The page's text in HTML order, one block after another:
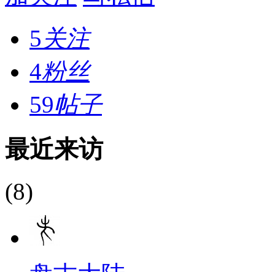
5关注
4粉丝
59帖子
最近来访
(8)